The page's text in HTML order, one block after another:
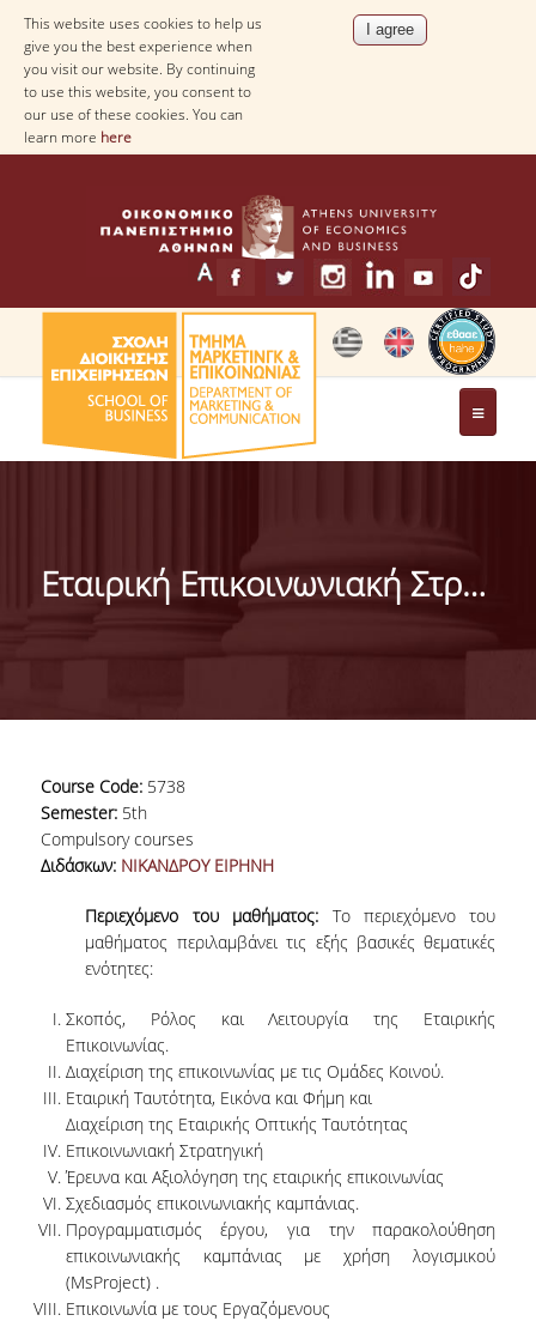
This website uses cookies to help us
give you the best experience when
you visit our website. By continuing
to use this website, you consent to
our use of these cookies. You can
learn more here
THE DEPARTMENT
DEPARTMENT
MISSION OF THE DEPARTMENT
FACULTY
RESIDENT FACULTY MEMBERS
SCIENTIFIC ASSOCIATES
PHD CANDIDATES
UNDERGRADUATE STUDIES
DEGREE PROGRAM
ACADEMIC CURRICULUM
ERASMUS+ PROGRAM
Εταιρική Επικοινωνιακή Στρατηγική
Course Code: 5738
Semester: 5th
Compulsory courses
Διδάσκων: ΝΙΚΑΝΔΡΟΥ ΕΙΡΗΝΗ
Περιεχόμενο του μαθήματος: Το περιεχόμενο του
μαθήματος περιλαμβάνει τις εξής βασικές θεματικές
ενότητες:
Σκοπός, Ρόλος και Λειτουργία της Εταιρικής
Επικοινωνίας.
Διαχείριση της επικοινωνίας με τις Ομάδες Κοινού.
Εταιρική Ταυτότητα, Εικόνα και Φήμη και
Διαχείριση της Εταιρικής Οπτικής Ταυτότητας
Επικοινωνιακή Στρατηγική
Έρευνα και Αξιολόγηση της εταιρικής επικοινωνίας
Σχεδιασμός επικοινωνιακής καμπάνιας.
Προγραμματισμός έργου, για την παρακολούθηση
επικοινωνιακής καμπάνιας με χρήση λογισμικού
(MsProject) .
Επικοινωνία με τους Εργαζόμενους